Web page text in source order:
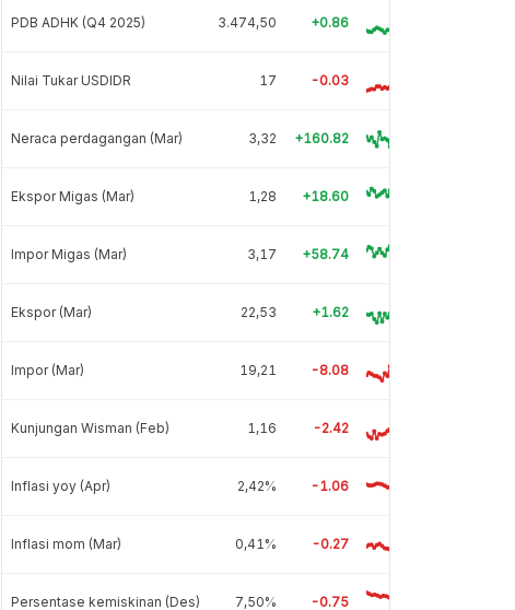
PDB ADHK (Q4 2025) 3.474,50 +0.86
Nilai Tukar USDIDR 17 -0.03
Neraca perdagangan (Mar) 3,32 +160.82
Ekspor Migas (Mar) 1,28 +18.60
Impor Migas (Mar) 3,17 +58.74
Ekspor (Mar) 22,53 +1.62
Impor (Mar) 19,21 -8.08
Kunjungan Wisman (Feb) 1,16 -2.42
Inflasi yoy (Apr) 2,42% -1.06
Inflasi mom (Mar) 0,41% -0.27
Persentase kemiskinan (Des) 7,50% -0.75